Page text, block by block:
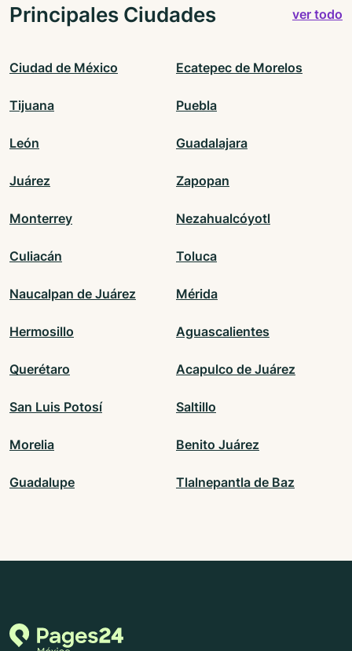
Principales Ciudades ver todo
Ciudad de México Ecatepec de Morelos
Tijuana Puebla
León Guadalajara
Juárez Zapopan
Monterrey Nezahualcóyotl
Culiacán Toluca
Naucalpan de Juárez Mérida
Hermosillo Aguascalientes
Querétaro Acapulco de Juárez
San Luis Potosí Saltillo
Morelia Benito Juárez
Guadalupe Tlalnepantla de Baz